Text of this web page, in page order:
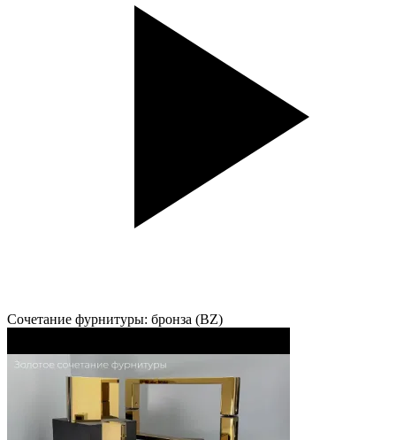
Сочетание фурнитуры: бронза (BZ)